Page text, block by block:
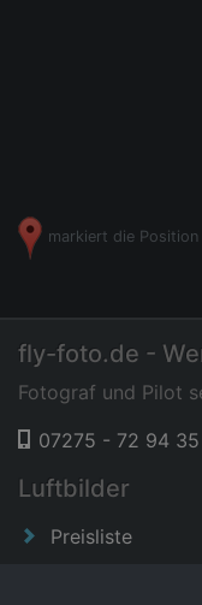
markiert die
fly-foto.de -
Fotograf und Pilot
07275 - 72 94 35
Luftbilder
Preisliste